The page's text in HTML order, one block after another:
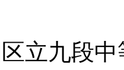
立九段